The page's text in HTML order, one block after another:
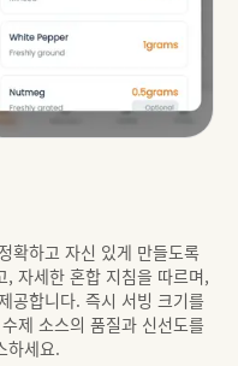
확하고 자신 있게 만들도록
, 자세한 혼합 지침을 따르며,
공합니다. 즉시 서빙 크기를
제 소스의 품질과 신선도를
하세요.